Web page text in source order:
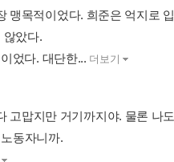
맹목적이었다. 희준은 억지로 입
않았다.
었다. 대단한... 더보기
고맙지만 거기까지야. 물론 나도
동자니까.